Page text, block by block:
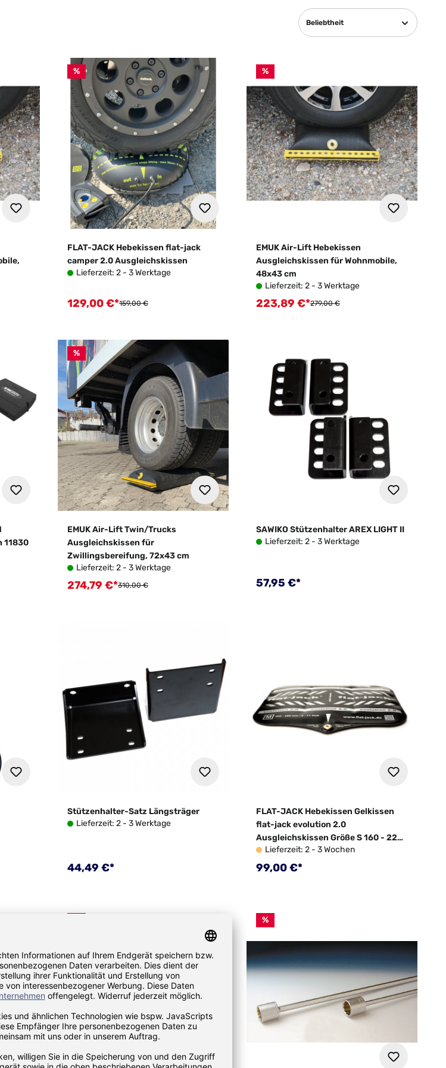
Beliebtheit
%
FLAT-JACK Hebekissen flat-jack
camper 2.0 Ausgleichskissen
Lieferzeit: 2 - 3 Werktage
Verkaufspreis:
129,00 €*Regulärer Preis:
159,00 €
%
EMUK Air-Lift Hebekissen
Ausgleichskissen für Wohnmobile,
48x43 cm
Lieferzeit: 2 - 3 Werktage
Verkaufspreis:
223,89 €*Regulärer Preis:
279,00 €
11830
%
EMUK Air-Lift Twin/Trucks
Ausgleichskissen für
Zwillingsbereifung, 72x43 cm
Lieferzeit: 2 - 3 Werktage
Verkaufspreis:
274,79 €*Regulärer Preis:
310,00 €
SAWIKO Stützenhalter AREX LIGHT II
Lieferzeit: 2 - 3 Werktage
Regulärer Preis:
57,95 €*
Stützenhalter-Satz Längsträger
Lieferzeit: 2 - 3 Werktage
Regulärer Preis:
44,49 €*
FLAT-JACK Hebekissen Gelkissen
flat-jack evolution 2.0
Ausgleichskissen Größe S 160 - 220
mmLieferzeit: 2 - 3 Wochen
Regulärer Preis:
99,00 €*
%